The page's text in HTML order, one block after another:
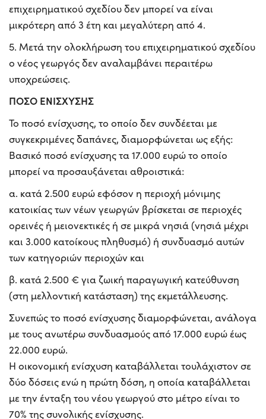
επιχειρηματικού σχεδίου δεν μπορεί να είναι
μικρότερη από 3 έτη και μεγαλύτερη από 4.
5. Μετά την ολοκλήρωση του επιχειρηματικού σχεδίου
ο νέος γεωργός δεν αναλαμβάνει περαιτέρω
υποχρεώσεις.
ΠΟΣΟ ΕΝΙΣΧΥΣΗΣ
Το ποσό ενίσχυσης, το οποίο δεν συνδέεται με
συγκεκριμένες δαπάνες, διαμορφώνεται ως εξής:
Βασικό ποσό ενίσχυσης τα 17.000 ευρώ το οποίο
μπορεί να προσαυξάνεται αθροιστικά:
α. κατά 2.500 ευρώ εφόσον η περιοχή μόνιμης
κατοικίας των νέων γεωργών βρίσκεται σε περιοχές
ορεινές ή μειονεκτικές ή σε μικρά νησιά (νησιά μέχρι
και 3.000 κατοίκους πληθυσμό) ή συνδυασμό αυτών
των κατηγοριών περιοχών και
β. κατά 2.500 € για ζωική παραγωγική κατεύθυνση
(στη μελλοντική κατάσταση) της εκμετάλλευσης.
Συνεπώς το ποσό ενίσχυσης διαμορφώνεται, ανάλογα
με τους ανωτέρω συνδυασμούς από 17.000 ευρώ έως
22.000 ευρώ.
Η οικονομική ενίσχυση καταβάλλεται τουλάχιστον σε
δύο δόσεις ενώ η πρώτη δόση, η οποία καταβάλλεται
με την ένταξη του νέου γεωργού στο μέτρο είναι το
70% της συνολικής ενίσχυσης.